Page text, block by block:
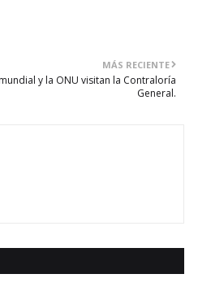
MÁS RECIENTE
y la ONU visitan la Contraloría
General.